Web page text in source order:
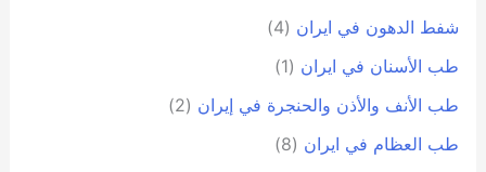
شفط الدهون في ايران (4)
طب الأسنان في ايران (1)
طب الأنف والأذن والحنجرة في إيران (2)
طب العظام في ايران (8)